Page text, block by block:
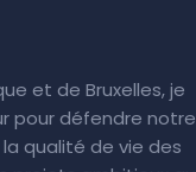
et de Bruxelles, je
pour défendre notre
qualité de vie des